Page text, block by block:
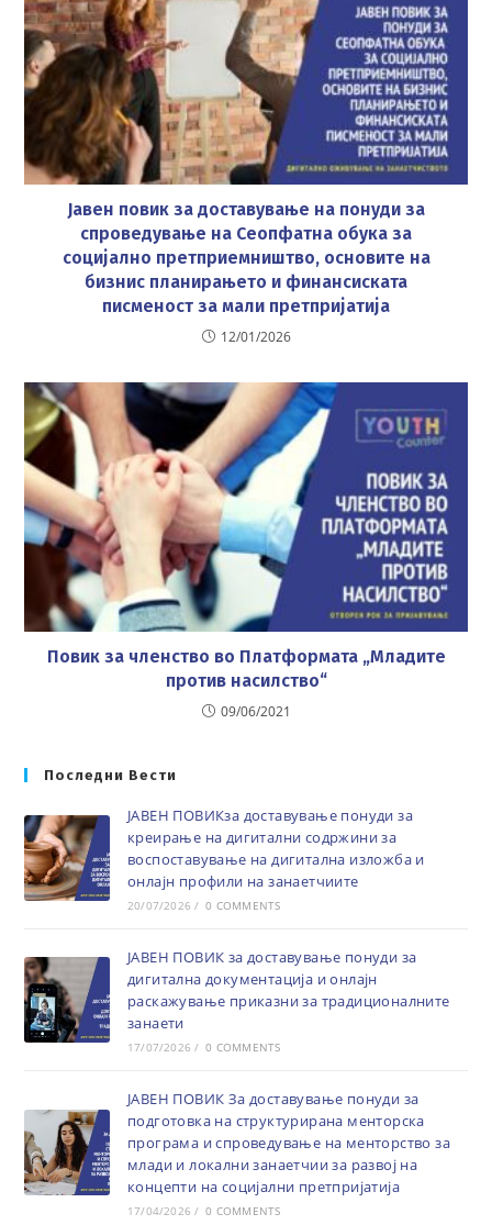
Јавен повик за доставување на понуди за
спроведување на Сеопфатна обука за
социјално претприемништво, основите на
бизнис планирањето и финансиската
писменост за мали претпријатија
12/01/2026
Повик за членство во Платформата „Младите
против насилство“
09/06/2021
Последни Вести
ЈАВЕН ПОВИКза доставување понуди за
креирање на дигитални содржини за
воспоставување на дигитална изложба и
онлајн профили на занаетчиите
20/07/2026 / 0 COMMENTS
ЈАВЕН ПОВИК за доставување понуди за
дигитална документација и онлајн
раскажување приказни за традиционалните
занаети
17/07/2026 / 0 COMMENTS
ЈАВЕН ПОВИК За доставување понуди за
подготовка на структурирана менторска
програма и спроведување на менторство за
млади и локални занаетчии за развој на
концепти на социјални претпријатија
17/04/2026 / 0 COMMENTS